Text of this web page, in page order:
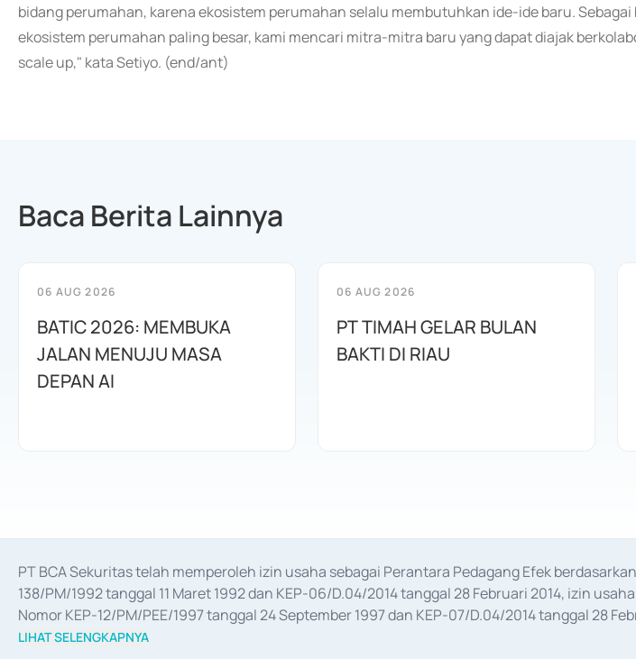
bidang perumahan, karena ekosistem perumahan selalu membutuhkan ide-ide baru. Sebagai
ekosistem perumahan paling besar, kami mencari mitra-mitra baru yang dapat diajak
scale up," kata Setiyo. (end/ant)
Baca Berita Lainnya
06 AUG 2026
BATIC 2026: MEMBUKA
JALAN MENUJU MASA
DEPAN AI
06 AUG 2026
PT TIMAH GELAR BULAN
BAKTI DI RIAU
PT BCA Sekuritas telah memperoleh izin usaha sebagai Perantara Pedagang Efek
138/PM/1992 tanggal 11 Maret 1992 dan KEP-06/D.04/2014 tanggal 28 Februari 2014, izin
Nomor KEP-12/PM/PEE/1997 tanggal 24 September 1997 dan KEP-07/D.04/2014 tanggal 28
merger, akuisisi, divestasi, dan
LIHAT SELENGKAPNYA